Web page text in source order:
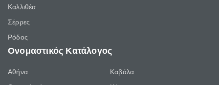
Καλλιθέα
Σέρρες
Ρόδος
Ονομαστικός Κατάλογος
Αθήνα
Καβάλα